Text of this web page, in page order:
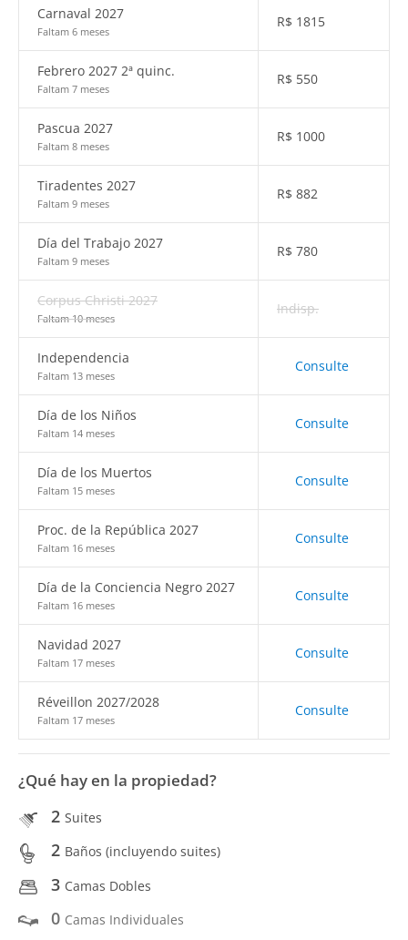
Carnaval 2027
Faltam 6 meses
R$ 1815
Febrero 2027 2ª quinc.
Faltam 7 meses
R$ 550
Pascua 2027
Faltam 8 meses
R$ 1000
Tiradentes 2027
Faltam 9 meses
R$ 882
Día del Trabajo 2027
Faltam 9 meses
R$ 780
Corpus Christi 2027
Faltam 10 meses
Indisp.
Independencia
Faltam 13 meses
Consulte
Día de los Niños
Faltam 14 meses
Consulte
Día de los Muertos
Faltam 15 meses
Consulte
Proc. de la República 2027
Faltam 16 meses
Consulte
Día de la Conciencia Negro 2027
Faltam 16 meses
Consulte
Navidad 2027
Faltam 17 meses
Consulte
Réveillon 2027/2028
Faltam 17 meses
Consulte
¿Qué hay en la propiedad?
2 Suites
2 Baños (incluyendo suites)
3 Camas Dobles
0 Camas Individuales